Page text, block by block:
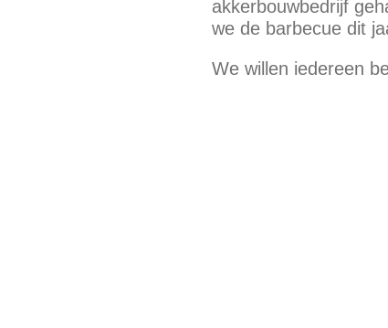
akkerbouwbedrijf
we de barbecue dit
We willen iedereen